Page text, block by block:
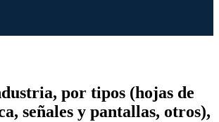
por tipos (hojas de
señales y pantallas, otros),